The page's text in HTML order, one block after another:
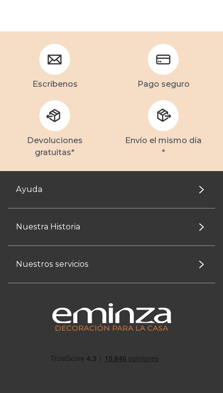
Escríbenos Pago seguro
Devoluciones
gratuitas*
Envío el mismo día
*
Ayuda
Nuestra Historia
Nuestros servicios
DECORACIÓN PARA LA CASA